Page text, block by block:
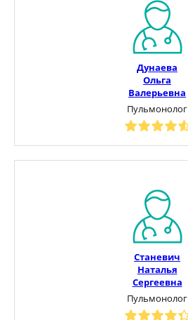
Дунаева
Ольга
Валерьевна
Пульмонолог
Станевич
Наталья
Сергеевна
Пульмонолог